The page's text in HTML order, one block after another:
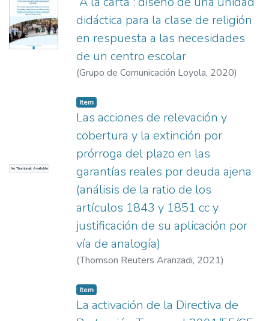
didáctica para la clase de religión
en respuesta a las necesidades
de un centro escolar
(Grupo de Comunicación Loyola, 2020)
No Thumbnail Available
Item
Las acciones de relevación y
cobertura y la extinción por
prórroga del plazo en las
garantías reales por deuda ajena
(análisis de la ratio de los
artículos 1843 y 1851 cc y
justificación de su aplicación por
vía de analogía)
(Thomson Reuters Aranzadi, 2021)
Item
La activación de la Directiva de